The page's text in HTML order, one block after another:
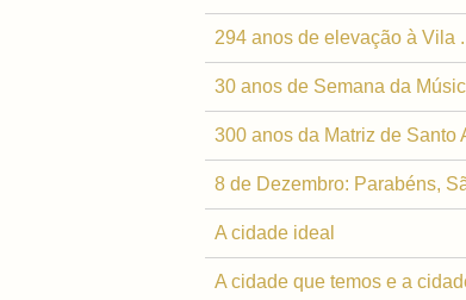
294 anos de elevação à Vila
30 anos de Semana da
300 anos da Matriz de Santo
8 de Dezembro: Parabéns,
A cidade ideal
A cidade que temos e a